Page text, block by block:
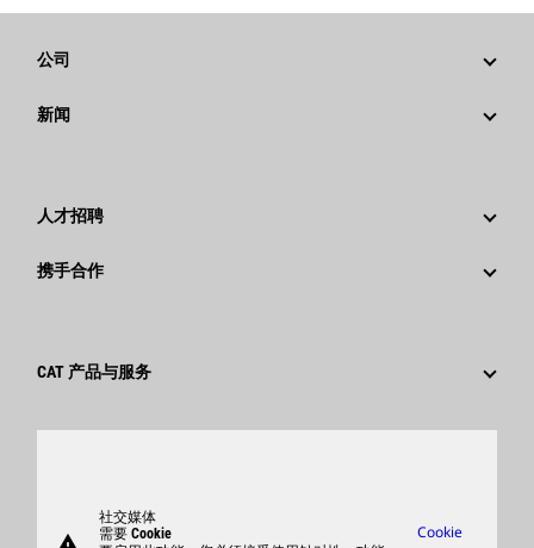
公司
战略
卡特彼勒 基金会
行为准则
创新
新闻
社交媒体
人才招聘
为什么选择卡特彼勒？
搜索和申请
携手合作
供应商
CAT 产品与服务
社交媒体
需要 Cookie
Cookie